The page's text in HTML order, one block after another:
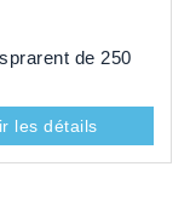
de 250
les détails